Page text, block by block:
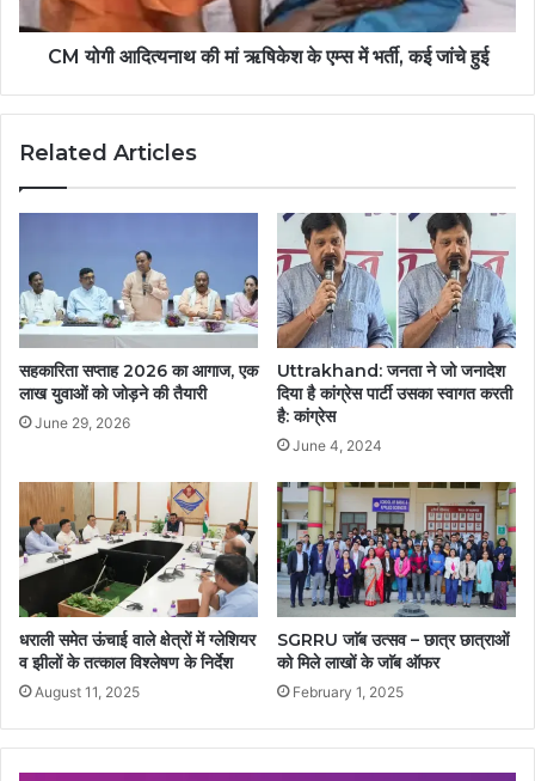
CM योगी आदित्यनाथ की मां ऋषिकेश के एम्स में भर्ती, कई जांचे हुई
Related Articles
सहकारिता सप्ताह 2026 का आगाज, एक
लाख युवाओं को जोड़ने की तैयारी
June 29, 2026
Uttrakhand: जनता ने जो जनादेश
दिया है कांग्रेस पार्टी उसका स्वागत करती
है: कांग्रेस
June 4, 2024
धराली समेत ऊंचाई वाले क्षेत्रों में ग्लेशियर
व झीलों के तत्काल विश्लेषण के निर्देश
August 11, 2025
SGRRU जाॅब उत्सव – छात्र छात्राओं
को मिले लाखों के जाॅब ऑफर
February 1, 2025